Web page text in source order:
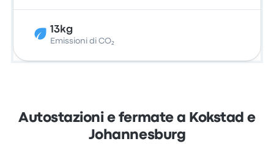
13kg
Emissioni di CO₂
Autostazioni e fermate a Kokstad e
Johannesburg